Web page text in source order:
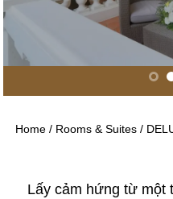
Home / Rooms & Suites /
Lấy cảm hứng từ một